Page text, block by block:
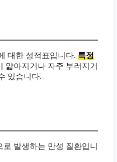
대한 성적표입니다. 특정
얇아지거나 자주 부러지거
있습니다.
발생하는 만성 질환입니